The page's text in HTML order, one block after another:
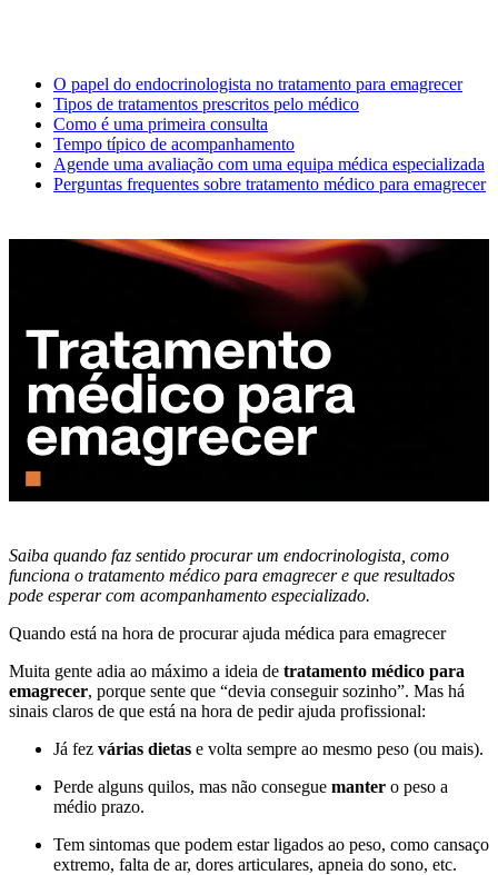
O papel do endocrinologista no tratamento para emagrecer
Tipos de tratamentos prescritos pelo médico
Como é uma primeira consulta
Tempo típico de acompanhamento
Agende uma avaliação com uma equipa médica especializada
Perguntas frequentes sobre tratamento médico para emagrecer
Saiba quando faz sentido procurar um endocrinologista, como
funciona o tratamento médico para emagrecer e que resultados
pode esperar com acompanhamento especializado.
Quando está na hora de procurar ajuda médica para emagrecer
Muita gente adia ao máximo a ideia de tratamento médico para
emagrecer, porque sente que “devia conseguir sozinho”. Mas há
sinais claros de que está na hora de pedir ajuda profissional:
Já fez várias dietas e volta sempre ao mesmo peso (ou mais).
Perde alguns quilos, mas não consegue manter o peso a
médio prazo.
Tem sintomas que podem estar ligados ao peso, como cansaço
extremo, falta de ar, dores articulares, apneia do sono, etc.